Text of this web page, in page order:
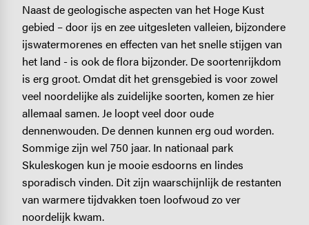
Naast de geologische aspecten van het Hoge Kust
gebied – door ijs en zee uitgesleten valleien, bijzondere
ijswatermorenes en effecten van het snelle stijgen van
het land - is ook de flora bijzonder. De soortenrijkdom
is erg groot. Omdat dit het grensgebied is voor zowel
veel noordelijke als zuidelijke soorten, ­komen ze hier
allemaal samen. Je loopt veel door oude
dennenwouden. De dennen kunnen erg oud worden.
Sommige zijn wel 750 jaar. In nationaal park
Skuleskogen kun je mooie esdoorns en lindes
sporadisch vinden. Dit zijn waarschijnlijk de restanten
van warmere tijdvakken toen loofwoud zo ver
noordelijk kwam.